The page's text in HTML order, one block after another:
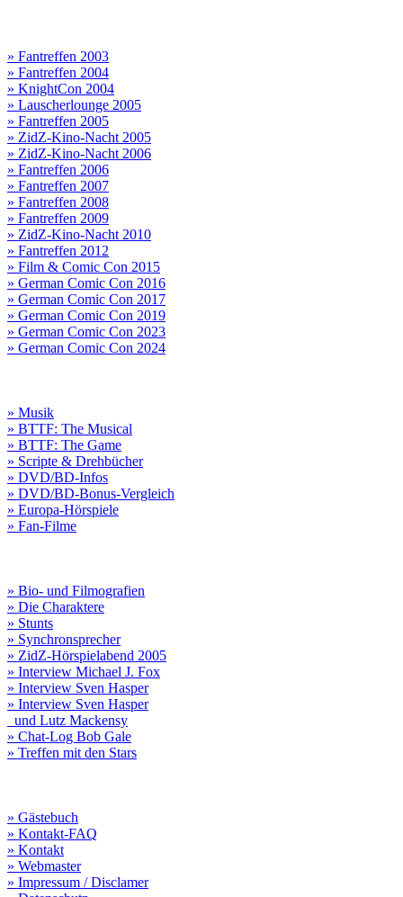
» Fantreffen 2003
» Fantreffen 2004
» KnightCon 2004
» Lauscherlounge 2005
» Fantreffen 2005
» ZidZ-Kino-Nacht 2005
» ZidZ-Kino-Nacht 2006
» Fantreffen 2006
» Fantreffen 2007
» Fantreffen 2008
» Fantreffen 2009
» ZidZ-Kino-Nacht 2010
» Fantreffen 2012
» Film & Comic Con 2015
» German Comic Con 2016
» German Comic Con 2017
» German Comic Con 2019
» German Comic Con 2023
» German Comic Con 2024
» Musik
» BTTF: The Musical
» BTTF: The Game
» Scripte & Drehbücher
» DVD/BD-Infos
» DVD/BD-Bonus-Vergleich
» Europa-Hörspiele
» Fan-Filme
» Bio- und Filmografien
» Die Charaktere
» Stunts
» Synchronsprecher
» ZidZ-Hörspielabend 2005
» Interview Michael J. Fox
» Interview Sven Hasper
» Interview Sven Hasper
und Lutz Mackensy
» Chat-Log Bob Gale
» Treffen mit den Stars
» Gästebuch
» Kontakt-FAQ
» Kontakt
» Webmaster
» Impressum / Disclamer